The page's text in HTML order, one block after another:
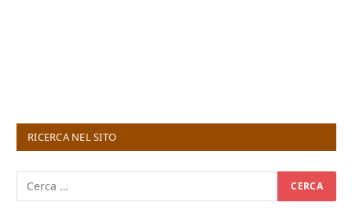
RICERCA NEL SITO